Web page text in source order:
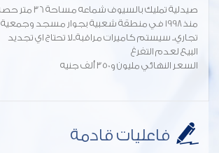
صيدلية تمليك
منذ 1998 في منطقة شعبية بجوار مسجد
تجاري.. سيستم كاميرات مراقبة..لا تحتاج اي تجديد
البيع لعدم التفرغ
السعر النهائي مليون و350 ألف جنيه
فاعليات قادمة